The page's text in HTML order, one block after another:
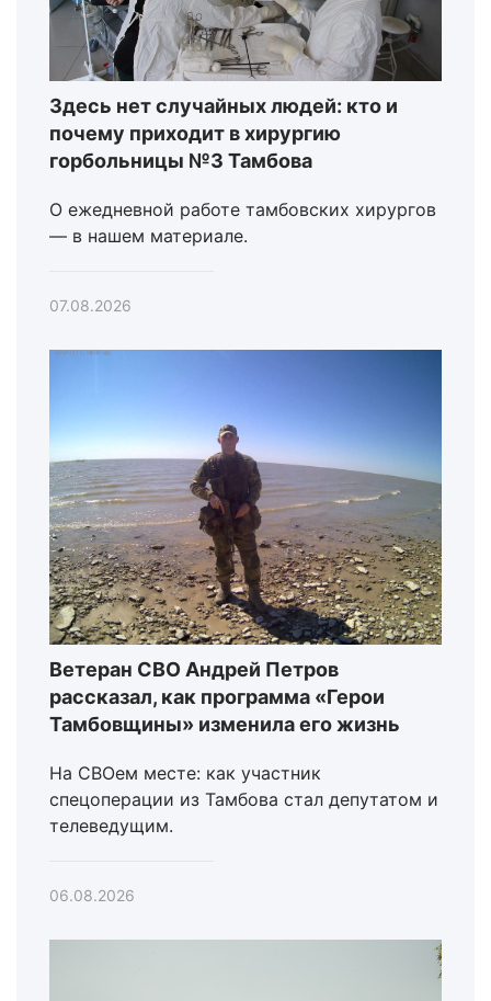
Здесь нет случайных людей: кто и
почему приходит в хирургию
горбольницы №3 Тамбова
О ежедневной работе тамбовских хирургов
— в нашем материале.
07.08.2026
Ветеран СВО Андрей Петров
рассказал, как программа «Герои
Тамбовщины» изменила его жизнь
На СВОем месте: как участник
спецоперации из Тамбова стал депутатом и
телеведущим.
06.08.2026